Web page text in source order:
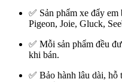
✅ Sản phẩm xe đẩy
Pigeon, Joie, Gluck,
✅ Mỗi sản phẩm đều
khi bán.
✅ Bảo hành lâu dài,